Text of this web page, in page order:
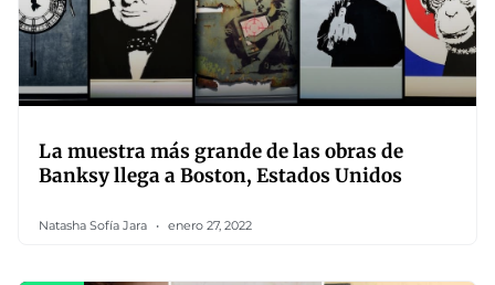
La muestra más grande de las obras de
Banksy llega a Boston, Estados Unidos
Natasha Sofía Jara enero 27, 2022